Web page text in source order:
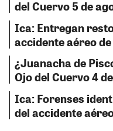
del Cuervo 5 de
Ica: Entregan
accidente aéreo
¿Juanacha de
Ojo del Cuervo 4
Ica: Forenses
del accidente